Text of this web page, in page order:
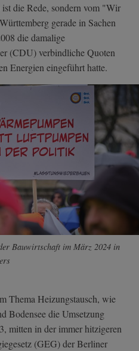
die Rede, sondern vom "Wir
gerade in Sachen
die damalige
(CDU) verbindliche Quoten
Energien eingeführt hatte.
Bauwirtschaft im März 2024 in
Thema Heizungstausch, wie
Bodensee die Umsetzung
mitten in der immer hitzigeren
(GEG) der Berliner